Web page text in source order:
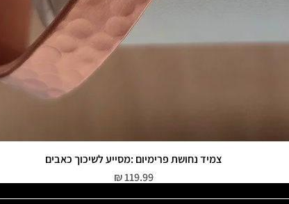
תצוגה מהירה
צמיד נחושת פרימיום :מסייע לשיכוך כאבים
מחיר‏119.99 ‏₪